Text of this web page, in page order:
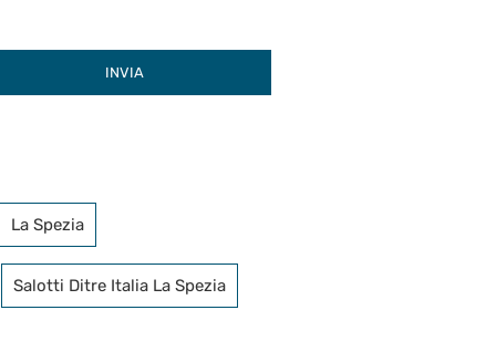
INVIA
La Spezia
Salotti Ditre Italia La Spezia